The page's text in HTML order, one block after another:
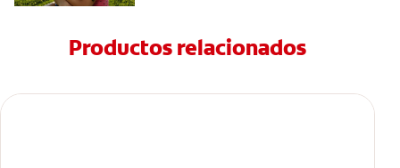
Productos relacionados